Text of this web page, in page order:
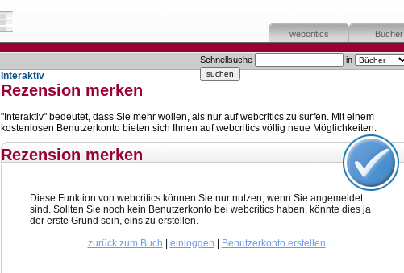
webcritics Bücher
Schnellsuche in
Interaktiv
Rezension merken
"Interaktiv" bedeutet, dass Sie mehr wollen, als nur auf webcritics zu surfen. Mit einem
kostenlosen Benutzerkonto bieten sich Ihnen auf webcritics völlig neue Möglichkeiten:
Rezension merken
Diese Funktion von webcritics können Sie nur nutzen, wenn Sie angemeldet
sind. Sollten Sie noch kein Benutzerkonto bei webcritics haben, könnte dies ja
der erste Grund sein, eins zu erstellen.
zurück zum Buch
einloggen Benutzerkonto erstellen